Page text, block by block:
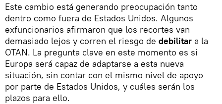
Este cambio está generando preocupación tanto
dentro como fuera de Estados Unidos. Algunos
exfuncionarios afirmaron que los recortes van
demasiado lejos y corren el riesgo de debilitar a la
OTAN. La pregunta clave en este momento es si
Europa será capaz de adaptarse a esta nueva
situación, sin contar con el mismo nivel de apoyo
por parte de Estados Unidos, y cuáles serán los
plazos para ello.